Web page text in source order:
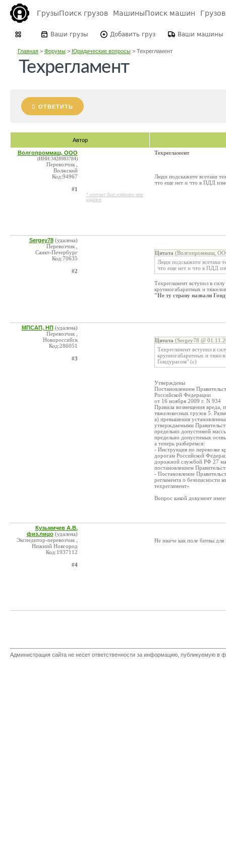
ГрузыПоиск грузов МашиныПоиск машин
Ваши грузы Добавить груз Ваши машины
Главная> Форумы> Юридические вопросы> Техрегламент
Техрегламент
ОТВЕТИТЬ
Автор
Волгопроммаш, ООО
(ИНН:3428983784)
Перевозчик ,
Волжский
Код:94967
#1
* контакт был изменен или
удален
Техрегламент
Люди подскажите всетаки
что еще нет и что в ПДД
Sergey78 (удалена)
Перевозчик ,
Санкт-Петербург
Код:70635
#2
Цитата (Волгопроммаш,
Люди подскажите всетаки
что еще нет и что в ПДД
Техрегламент вступил в
крупногабаритных и
"Не ту страну назвали
МПСАП, НП (удалена)
Перевозчик ,
Новороссийск
Код:286051
#3
Цитата (Sergey78 @
Техрегламент вступил в
крупногабаритных и
Гондурасом" (с)
Утверждены
Постановлением
Российской Федерации
от 16 ноября 2009 г. N 934
Правила возмещения вреда,
тяжеловесных грузов 5.
а) превышения
утверждаемыми
предельно допустимой
предельно допустимых
а теперь разберемся:
- Инструкция по перевозке
дорогам Российской
дорожной службой РФ 27
постановлением
- Постановление
регламента о безопасности
техрегламент»
Вопрос какой документ
Кузьмичев А.В.
физ.лицо (удалена)
Экспедитор-перевозчик ,
Нижний Новгород
Код:1937112
#4
Не иначе как поле битвы
Администрация сайта не несет ответственности за информацию, публикуемую